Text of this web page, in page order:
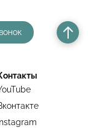
Instagram